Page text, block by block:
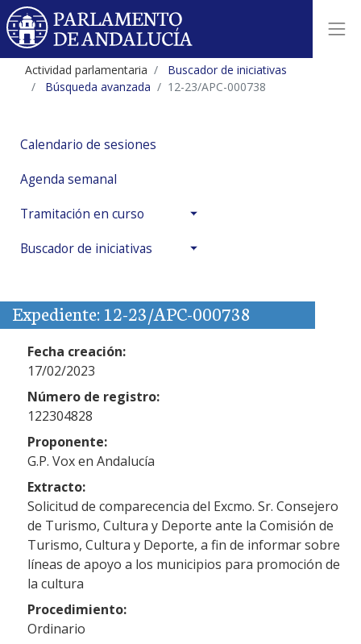
Actividad parlamentaria
Buscador de iniciativas
Búsqueda avanzada
12-23/APC-000738
Calendario de sesiones
Agenda semanal
Tramitación en curso
Buscador de iniciativas
Expediente: 12-23/APC-000738
Fecha creación:
17/02/2023
Número de registro:
122304828
Proponente:
G.P. Vox en Andalucía
Extracto:
Solicitud de comparecencia del Excmo. Sr. Consejero
de Turismo, Cultura y Deporte ante la Comisión de
Turismo, Cultura y Deporte, a fin de informar sobre
líneas de apoyo a los municipios para promoción de
la cultura
Procedimiento:
Ordinario